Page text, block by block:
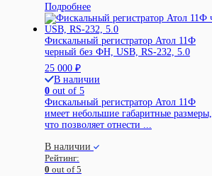
Подробнее
Фискальный регистратор Атол 11Ф
черный без ФН, USB, RS-232, 5.0
25 000 ₽
В наличии
0 out of 5
Фискальный регистратор Атол 11Ф
имеет небольшие габаритные размеры,
что позволяет отнести ...
В наличии
Рейтинг:
0 out of 5